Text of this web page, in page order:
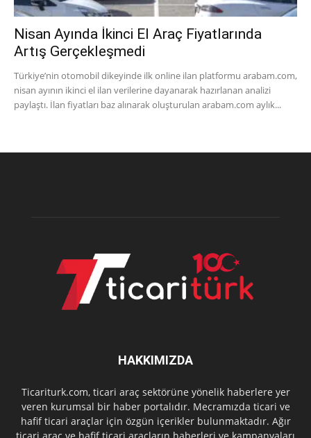
Nisan Ayında İkinci El Araç Fiyatlarında
Artış Gerçekleşmedi
Türkiye’nin otomobil dikeyinde ilk online ilan platformu arabam.com,
nisan ayının ikinci el ilan verilerine dayanarak hazırlanan analizi
paylaştı. İlan fiyatları baz alınarak oluşturulan arabam.com aylık...
HAKKIMIZDA
Ticariturk.com, ticari araç sektörüne yönelik haberlere yer
veren kurumsal bir haber portalıdır. Mecramızda ticari ve
hafif ticari araçlar için özgün içerikler bulunmaktadır. Ağır